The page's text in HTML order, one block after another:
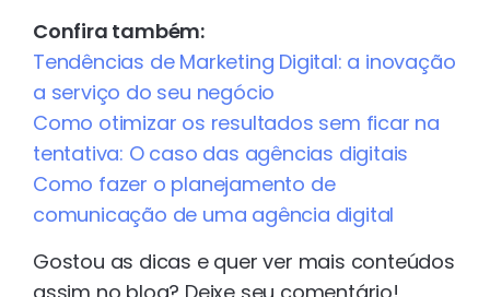
Confira também:
Tendências de Marketing Digital: a inovação
a serviço do seu negócio
Como otimizar os resultados sem ficar na
tentativa: O caso das agências digitais
Como fazer o planejamento de
comunicação de uma agência digital
Gostou as dicas e quer ver mais conteúdos